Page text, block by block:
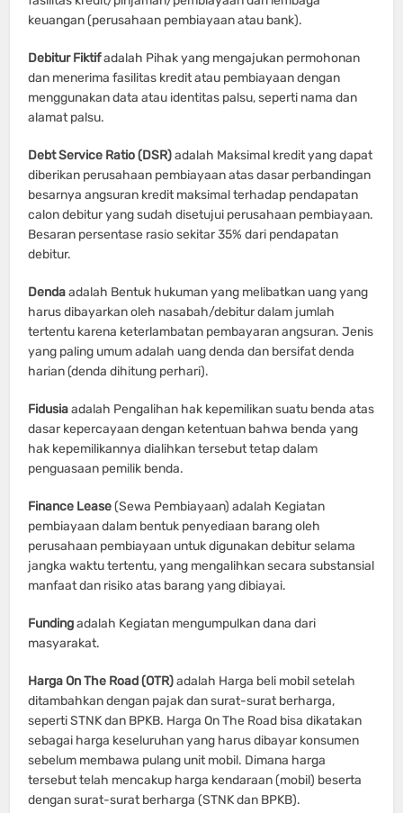
keuangan (perusahaan pembiayaan atau bank).
Debitur Fiktifadalah Pihak yang mengajukan permohonan
dan menerima fasilitas kredit atau pembiayaan dengan
menggunakan data atau identitas palsu, seperti nama dan
alamat palsu.
Debt Service Ratio (DSR)adalah Maksimal kredit yang dapat
diberikan perusahaan pembiayaan atas dasar perbandingan
besarnya angsuran kredit maksimal terhadap pendapatan
calon debitur yang sudah disetujui perusahaan pembiayaan.
Besaran persentase rasio sekitar 35% dari pendapatan
debitur.
Dendaadalah Bentuk hukuman yang melibatkan uang yang
harus dibayarkan oleh nasabah/debitur dalam jumlah
tertentu karena keterlambatan pembayaran angsuran. Jenis
yang paling umum adalah uang denda dan bersifat denda
harian (denda dihitung perhari).
Fidusiaadalah Pengalihan hak kepemilikan suatu benda atas
dasar kepercayaan dengan ketentuan bahwa benda yang
hak kepemilikannya dialihkan tersebut tetap dalam
penguasaan pemilik benda.
Finance Lease(Sewa Pembiayaan) adalah Kegiatan
pembiayaan dalam bentuk penyediaan barang oleh
perusahaan pembiayaan untuk digunakan debitur selama
jangka waktu tertentu, yang mengalihkan secara substansial
manfaat dan risiko atas barang yang dibiayai.
Fundingadalah Kegiatan mengumpulkan dana dari
masyarakat.
Harga On The Road (OTR)adalah Harga beli mobil setelah
ditambahkan dengan pajak dan surat-surat berharga,
seperti STNK dan BPKB. Harga On The Road bisa dikatakan
sebagai harga keseluruhan yang harus dibayar konsumen
sebelum membawa pulang unit mobil. Dimana harga
tersebut telah mencakup harga kendaraan (mobil) beserta
dengan surat-surat berharga (STNK dan BPKB).